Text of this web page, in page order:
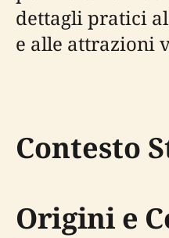
dettagli pratici
e alle attrazioni
Contesto
Origini e